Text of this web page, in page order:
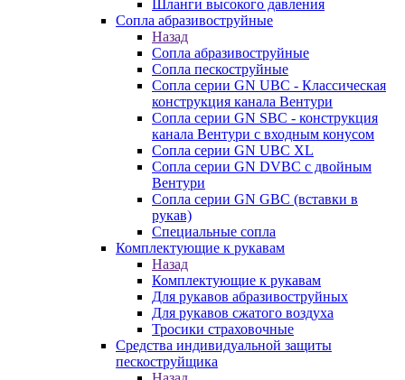
Шланги высокого давления
Сопла абразивоструйные
Назад
Сопла абразивоструйные
Сопла пескоструйные
Сопла серии GN UBC - Классическая
конструкция канала Вентури
Сопла серии GN SBC - конструкция
канала Вентури c входным конусом
Сопла серии GN UBC XL
Сопла серии GN DVBC с двойным
Вентури
Сопла серии GN GBC (вставки в
рукав)
Специальные сопла
Комплектующие к рукавам
Назад
Комплектующие к рукавам
Для рукавов абразивоструйных
Для рукавов сжатого воздуха
Тросики страховочные
Средства индивидуальной защиты
пескоструйщика